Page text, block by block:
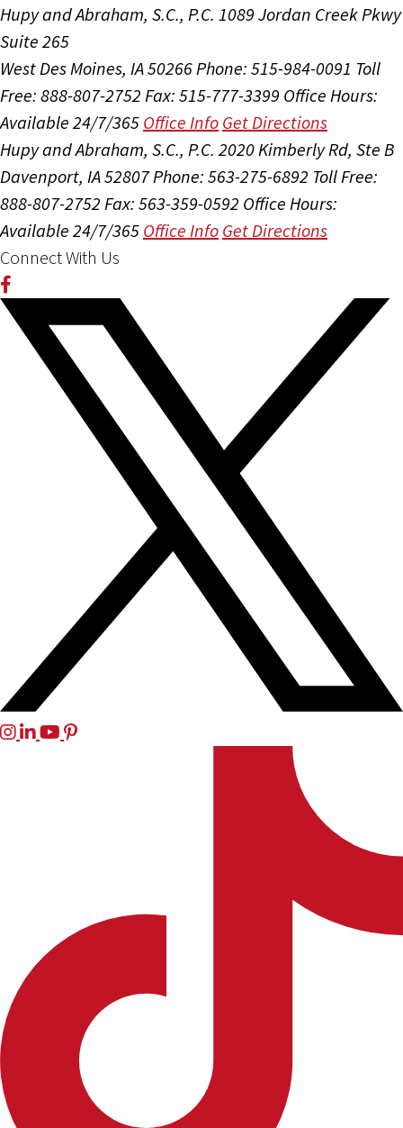
Hupy and Abraham, S.C., P.C. 1089 Jordan Creek Pkwy
Suite 265
West Des Moines, IA 50266Phone: 515-984-0091 Toll
Free: 888-807-2752 Fax: 515-777-3399 Office Hours:
Available 24/7/365 Office Info Get Directions
Hupy and Abraham, S.C., P.C. 2020 Kimberly Rd, Ste B
Davenport, IA 52807Phone: 563-275-6892 Toll Free:
888-807-2752 Fax: 563-359-0592 Office Hours:
Available 24/7/365 Office Info Get Directions
Connect With Us